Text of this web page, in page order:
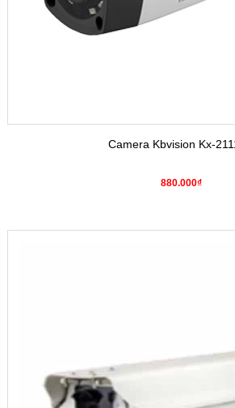
Camera Kbvision Kx-
880.000₫